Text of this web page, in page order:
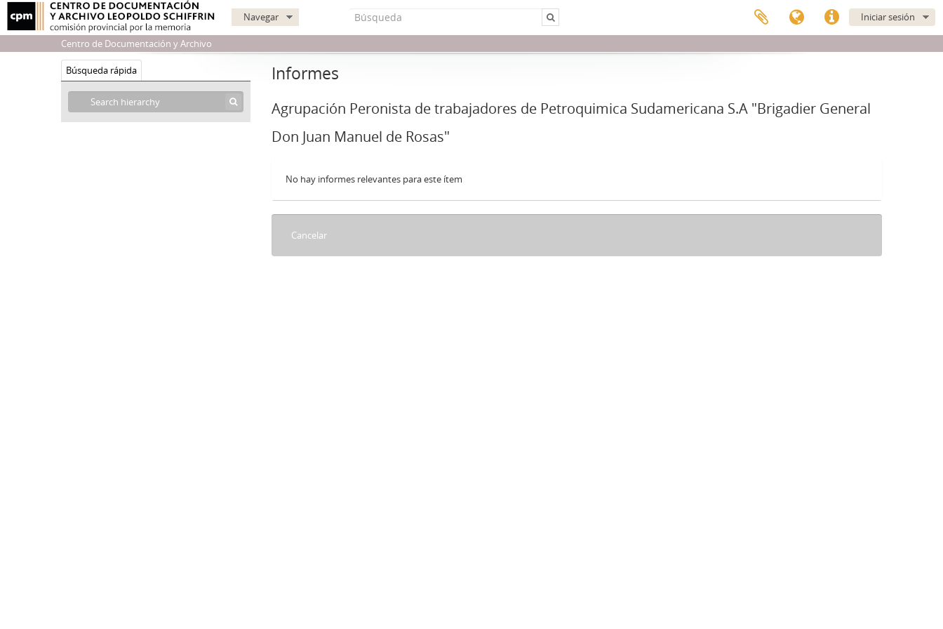
Iniciar sesión
Navegar
Centro de Documentación y Archivo
Búsqueda rápida Informes
Agrupación Peronista de trabajadores de Petroquimica Sudamericana S.A "Brigadier General
Don Juan Manuel de Rosas"
No hay informes relevantes para este ítem
Cancelar